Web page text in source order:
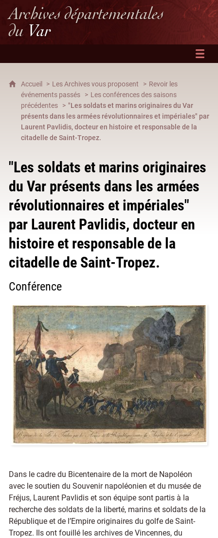
Archives départementales
du Var
Accueil Les Archives vous proposent
Revoir les
événements passés
Les conférences des saisons
précédentes
"Les soldats et marins originaires du Var
présents dans les armées révolutionnaires et impériales" par
Laurent Pavlidis, docteur en histoire et responsable de la
citadelle de Saint-Tropez.
"Les soldats et marins originaires
du Var présents dans les armées
révolutionnaires et impériales"
par Laurent Pavlidis, docteur en
histoire et responsable de la
citadelle de Saint-Tropez.
Conférence
Dans le cadre du Bicentenaire de la mort de Napoléon
avec le soutien du Souvenir napoléonien et du musée de
Fréjus, Laurent Pavlidis et son équipe sont partis à la
recherche des soldats de la liberté, marins et soldats de la
République et de l’Empire originaires du golfe de Saint-
Tropez. Ils ont fouillé les archives de Vincennes, du